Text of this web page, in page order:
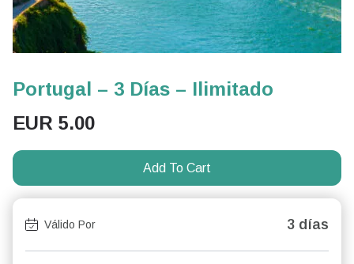
Portugal – 3 Días – Ilimitado
EUR 5.00
Add To Cart
Válido Por 3 días